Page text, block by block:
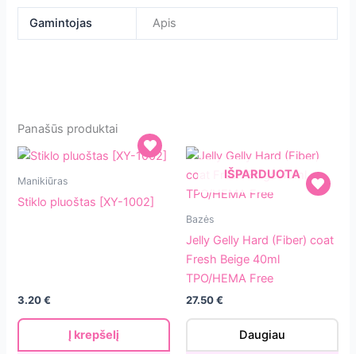
Gamintojas Apis
Panašūs produktai
Stiklo
Manikiūras
Stiklo pluoštas [XY-1002]
3.20€
Į krepšelį
Jelly
Hard
coat
Fresh
IŠPARDUOTA
Bazės
Jelly Gelly Hard (Fiber) coat
Fresh Beige 40ml
TPO/HEMA Free
27.50€
Daugiau